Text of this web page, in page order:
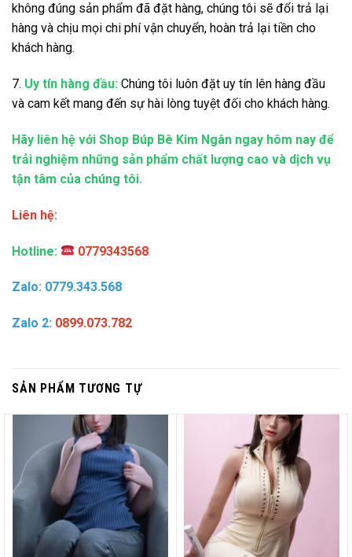
không đúng sản phẩm đã đặt hàng, chúng tôi sẽ đổi trả lại
hàng và chịu mọi chi phí vận chuyển, hoàn trả lại tiền cho
khách hàng.
7. Uy tín hàng đầu: Chúng tôi luôn đặt uy tín lên hàng đầu
và cam kết mang đến sự hài lòng tuyệt đối cho khách hàng.
Hãy liên hệ với Shop Búp Bê Kim Ngân ngay hôm nay để
trải nghiệm những sản phẩm chất lượng cao và dịch vụ
tận tâm của chúng tôi.
Liên hệ:
Hotline: 0779343568
Zalo: 0779.343.568
Zalo 2: 0899.073.782
SẢN PHẨM TƯƠNG TỰ